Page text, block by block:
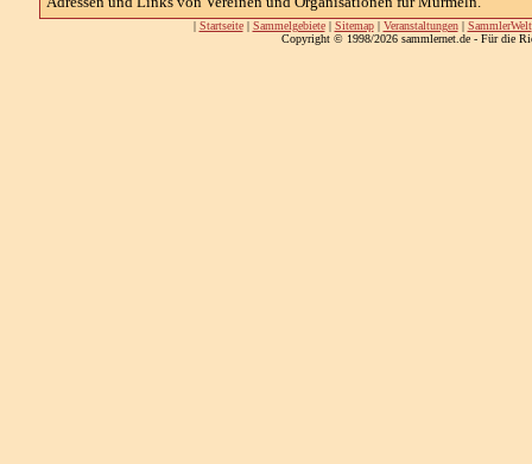
| Startseite| Sammelgebiete| Sitemap| Veranstaltungen| SammlerWelt
Copyright © 1998/2026 sammlernet.de - Für die